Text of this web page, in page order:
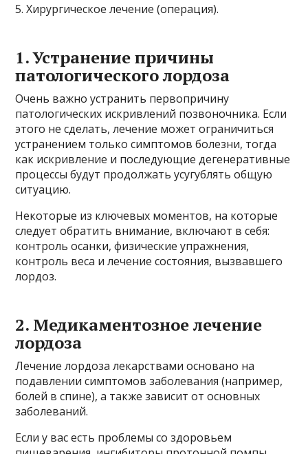
5. Хирургическое лечение (операция).
1. Устранение причины
патологического лордоза
Очень важно устранить первопричину
патологических искривлений позвоночника. Если
этого не сделать, лечение может ограничиться
устранением только симптомов болезни, тогда
как искривление и последующие дегенеративные
процессы будут продолжать усугублять общую
ситуацию.
Некоторые из ключевых моментов, на которые
следует обратить внимание, включают в себя:
контроль осанки, физические упражнения,
контроль веса и лечение состояния, вызвавшего
лордоз.
2. Медикаментозное лечение
лордоза
Лечение лордоза лекарствами основано на
подавлении симптомов заболевания (например,
болей в спине), а также зависит от основных
заболеваний.
Если у вас есть проблемы со здоровьем